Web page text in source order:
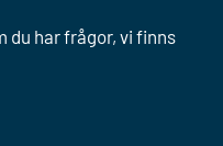
du har frågor, vi finns